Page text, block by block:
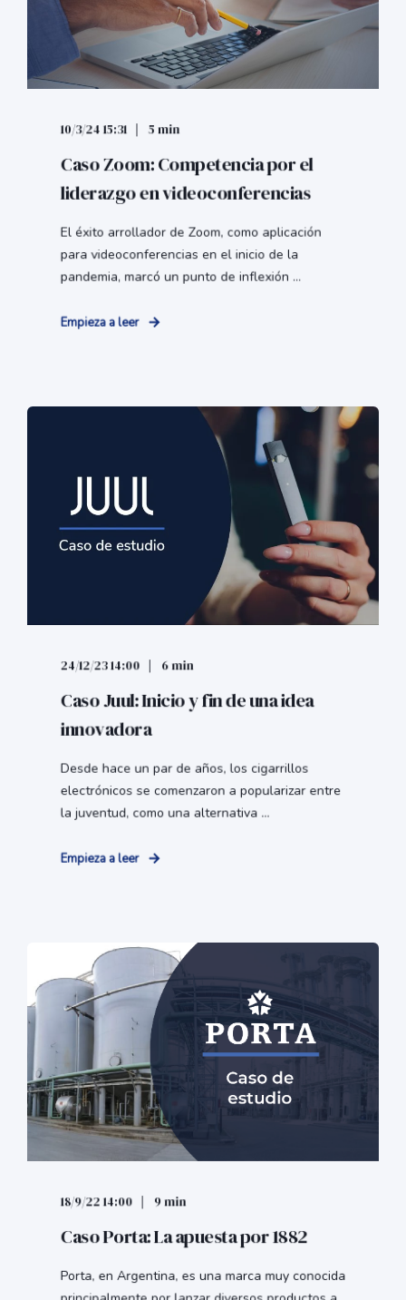
10/3/24 15:31 5 min
Caso Zoom: Competencia por el
liderazgo en videoconferencias
El éxito arrollador de Zoom, como aplicación
para videoconferencias en el inicio de la
pandemia, marcó un punto de inflexión ...
Empieza a leer
24/12/23 14:00 6 min
Caso Juul: Inicio y fin de una idea
innovadora
Desde hace un par de años, los cigarrillos
electrónicos se comenzaron a popularizar entre
la juventud, como una alternativa ...
Empieza a leer
18/9/22 14:00 9 min
Caso Porta: La apuesta por 1882
Porta, en Argentina, es una marca muy conocida